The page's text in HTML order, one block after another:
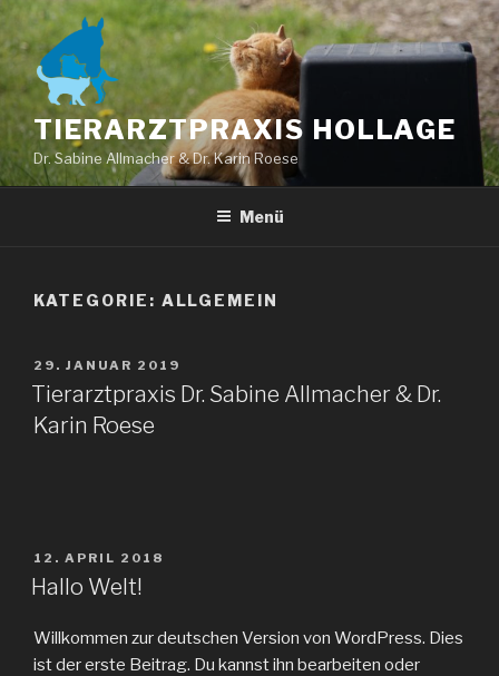
Zum
Inhalt
springen
TIERARZTPRAXIS HOLLAGE
Dr. Sabine Allmacher & Dr. Karin Roese
Menü
KATEGORIE: ALLGEMEIN
VERÖFFENTLICHT
AM
29. JANUAR 2019
Tierarztpraxis Dr. Sabine Allmacher & Dr.
Karin Roese
VERÖFFENTLICHT
AM
12. APRIL 2018
Hallo Welt!
Willkommen zur deutschen Version von WordPress. Dies
ist der erste Beitrag. Du kannst ihn bearbeiten oder